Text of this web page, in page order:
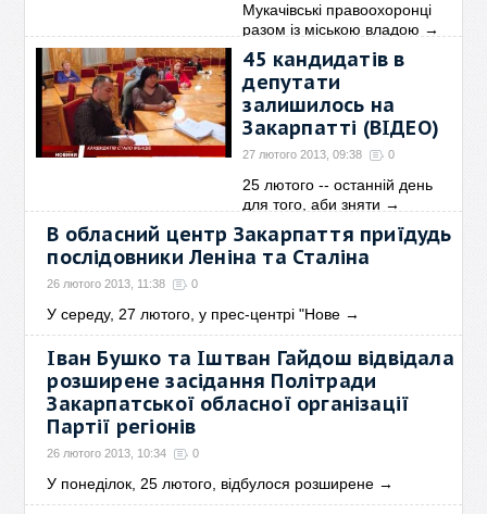
Мукачівські правоохоронці
разом із міською владою →
45 кандидатів в
депутати
залишилось на
Закарпатті (ВІДЕО)
27 лютого 2013, 09:38 0
25 лютого -- останній день
для того, аби зняти →
В обласний центр Закарпаття приїдудь
послідовники Леніна та Сталіна
26 лютого 2013, 11:38 0
У середу, 27 лютого, у прес-центрі "Нове →
Іван Бушко та Іштван Гайдош відвідала
розширене засідання Політради
Закарпатської обласної організації
Партії регіонів
26 лютого 2013, 10:34 0
У понеділок, 25 лютого, відбулося розширене →